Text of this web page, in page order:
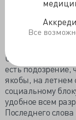
Все
на 3-4 тысячи
Минздрав
пролонгации
С реальностью
есть подозрение,
якобы, на летнем
социальному
удобное всем
Последнего